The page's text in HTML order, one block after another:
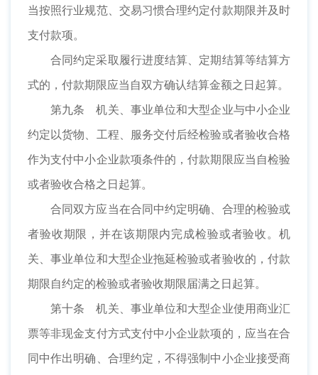
当按照行业规范、交易习惯合理约定付款期限并及时
支付款项。
合同约定采取履行进度结算、定期结算等结算方
式的，付款期限应当自双方确认结算金额之日起算。
第九条 机关、事业单位和大型企业与中小企业
约定以货物、工程、服务交付后经检验或者验收合格
作为支付中小企业款项条件的，付款期限应当自检验
或者验收合格之日起算。
合同双方应当在合同中约定明确、合理的检验或
者验收期限，并在该期限内完成检验或者验收。机
关、事业单位和大型企业拖延检验或者验收的，付款
期限自约定的检验或者验收期限届满之日起算。
第十条 机关、事业单位和大型企业使用商业汇
票等非现金支付方式支付中小企业款项的，应当在合
同中作出明确、合理约定，不得强制中小企业接受商